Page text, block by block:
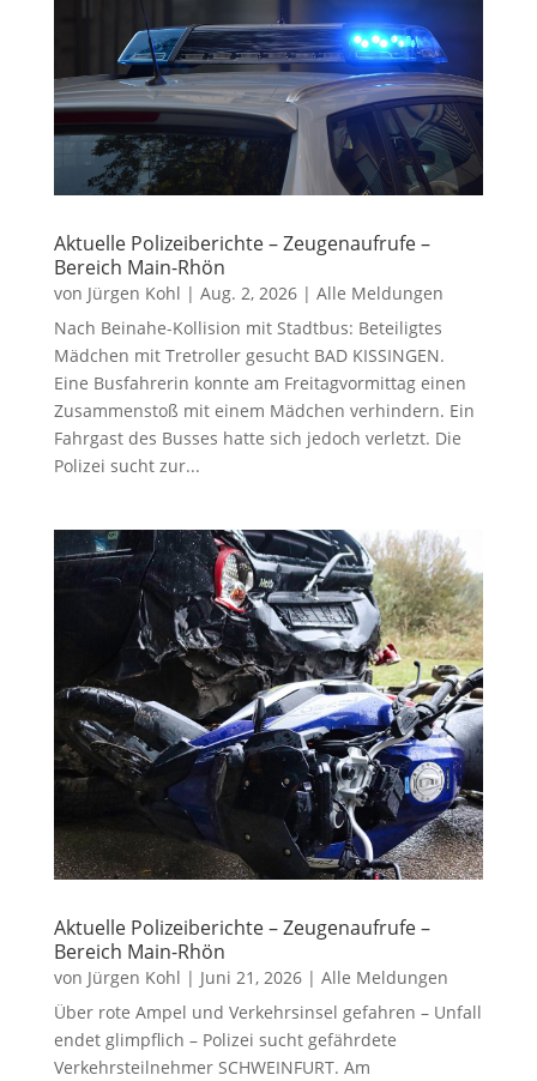
Aktuelle Polizeiberichte – Zeugenaufrufe –
Bereich Main-Rhön
von Jürgen Kohl | Aug. 2, 2026| Alle Meldungen
Nach Beinahe-Kollision mit Stadtbus: Beteiligtes
Mädchen mit Tretroller gesucht BAD KISSINGEN.
Eine Busfahrerin konnte am Freitagvormittag einen
Zusammenstoß mit einem Mädchen verhindern. Ein
Fahrgast des Busses hatte sich jedoch verletzt. Die
Polizei sucht zur...
Aktuelle Polizeiberichte – Zeugenaufrufe –
Bereich Main-Rhön
von Jürgen Kohl | Juni 21, 2026| Alle Meldungen
Über rote Ampel und Verkehrsinsel gefahren – Unfall
endet glimpflich – Polizei sucht gefährdete
Verkehrsteilnehmer SCHWEINFURT. Am